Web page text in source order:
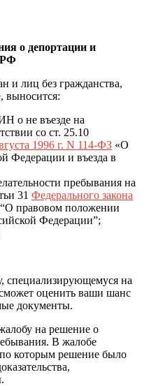
о депортации и
РФ
и лиц без гражданства,
выносится:
о не въезде на
со ст. 25.10
1996 г. N 114-ФЗ «О
Федерации и въезда в
пребывания на
31 Федерального закона
“О правовом положении
Федерации”;
специализирующемуся на
оценить ваши шанс
документы.
на решение о
В жалобе
которым решение было